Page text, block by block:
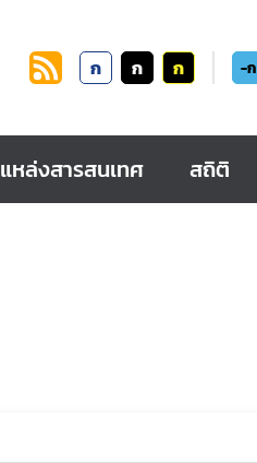
ก ก ก -ก
แหล่งสารสนเทศ สถิติ